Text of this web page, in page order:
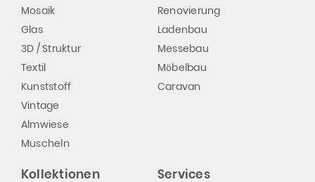
Mosaik
Glas
3D / Struktur
Textil
Kunststoff
Vintage
Almwiese
Muscheln
Renovierung
Ladenbau
Messebau
Möbelbau
Caravan
Kollektionen Services